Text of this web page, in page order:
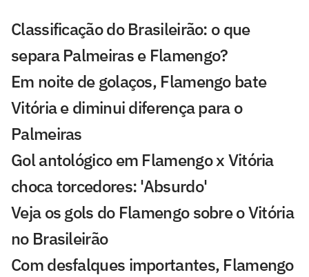
Classificação do Brasileirão: o que
separa Palmeiras e Flamengo?
Em noite de golaços, Flamengo bate
Vitória e diminui diferença para o
Palmeiras
Gol antológico em Flamengo x Vitória
choca torcedores: 'Absurdo'
Veja os gols do Flamengo sobre o Vitória
no Brasileirão
Com desfalques importantes, Flamengo